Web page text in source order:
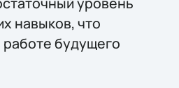
навыков, что
будущего